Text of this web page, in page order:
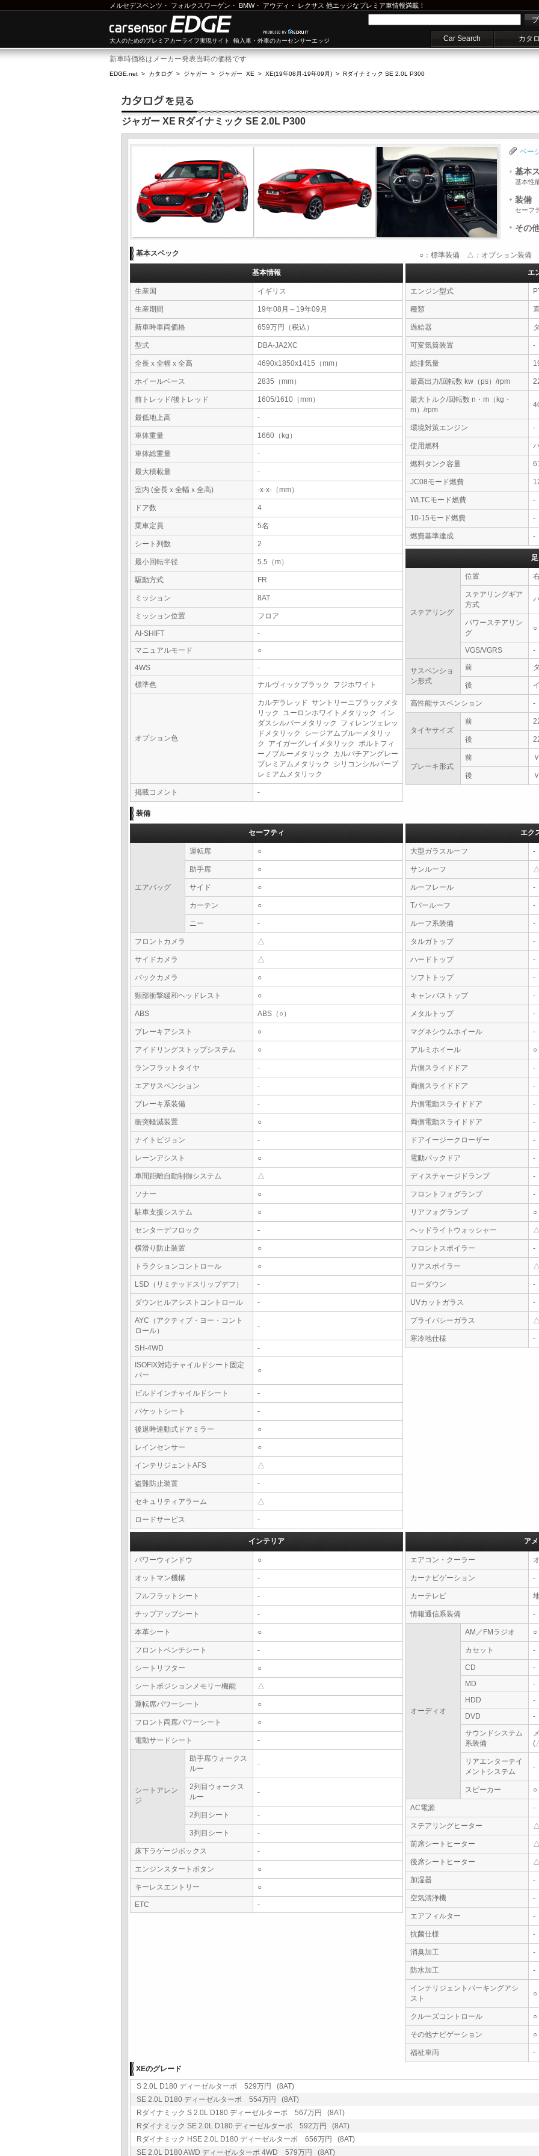
メルセデスベンツ ・ フォルクスワーゲン ・ BMW・ アウディ ・ レクサス 他エッジなプレミア車情報満載！
大人のためのプレミアカーライフ実現サイト 輸入車・外車のカーセンサーエッジ Car Search カタ
新車時価格はメーカー発表当時の価格です
EDGE.net > カタログ > ジャガー > ジャガー XE > XE(19年08月-19年09月) > Rダイナミック SE 2.0L P300
ジャガー XE Rダイナミック SE 2.0L P300
ペー
基本
基本性
装備
セーフ
その
基本スペック ○：標準装備 △：オプション装備 -
基本情報
生産国 イギリス
生産期間 19年08月～19年09月
新車時車両価格 659万円（税込）
型式 DBA-JA2XC
全長ｘ全幅ｘ全高 4690x1850x1415（mm）
ホイールベース 2835（mm）
前トレッド/後トレッド 1605/1610（mm）
最低地上高 -
車体重量 1660（kg）
車体総重量 -
最大積載量 -
室内 (全長ｘ全幅ｘ全高) -x-x-（mm）
ドア数 4
乗車定員 5名
シート列数 2
最小回転半径 5.5（m）
駆動方式 FR
ミッション 8AT
ミッション位置 フロア
AI-SHIFT
-
マニュアルモード
○
4WS
-
標準色
ナルヴィックブラック フジホワイト
オプション色
カルデラレッド サントリーニブラックメタ
リック ユーロンホワイトメタリック イン
ダスシルバーメタリック フィレンツェレッ
ドメタリック シージアムブルーメタリッ
ク アイガーグレイメタリック ポルトフィ
ーノブルーメタリック カルパチアングレー
プレミアムメタリック シリコンシルバープ
レミアムメタリック
掲載コメント -
エ
エンジン型式
種類
過給器
可変気筒装置 -
総排気量
最高出力/回転数 kw（ps）/rpm
最大トルク/回転数 n・m（kg・
m）/rpm
環境対策エンジン -
使用燃料
燃料タンク容量
JC08モード燃費
WLTCモード燃費 -
10-15モード燃費 -
燃費基準達成 -
ステアリング
位置
ステアリングギア
方式
パワーステアリン
グ
○
VGS/VGRS -
サスペンショ
ン形式
前
後
高性能サスペンション -
タイヤサイズ
前
後
ブレーキ形式
前
後
装備
セーフティ
エアバッグ
運転席 ○
助手席 ○
サイド ○
カーテン ○
ニー -
フロントカメラ △
サイドカメラ △
バックカメラ ○
頸部衝撃緩和ヘッドレスト ○
ABS ABS（○）
ブレーキアシスト ○
アイドリングストップシステム ○
ランフラットタイヤ -
エアサスペンション -
ブレーキ系装備 -
衝突軽減装置 ○
ナイトビジョン -
レーンアシスト ○
車間距離自動制御システム △
ソナー ○
駐車支援システム ○
センターデフロック -
横滑り防止装置 ○
トラクションコントロール ○
LSD（リミテッドスリップデフ） -
ダウンヒルアシストコントロール -
AYC（アクティブ・ヨー・コント
ロール）
-
SH-4WD
-
ISOFIX対応チャイルドシート固定
バー
○
ビルドインチャイルドシート -
バケットシート -
後退時連動式ドアミラー ○
レインセンサー ○
インテリジェントAFS △
盗難防止装置 -
セキュリティアラーム △
ロードサービス -
エク
大型ガラスルーフ -
サンルーフ △
ルーフレール -
Tバールーフ -
ルーフ系装備 -
タルガトップ -
ハードトップ -
ソフトトップ -
キャンバストップ -
メタルトップ -
マグネシウムホイール -
アルミホイール ○
片側スライドドア -
両側スライドドア -
片側電動スライドドア -
両側電動スライドドア -
ドアイージークローザー -
電動バックドア -
ディスチャージドランプ -
フロントフォグランプ -
リアフォグランプ ○
ヘッドライトウォッシャー △
フロントスポイラー -
リアスポイラー △
ローダウン -
UVカットガラス -
プライバシーガラス △
寒冷地仕様 -
インテリア
パワーウィンドウ ○
オットマン機構 -
フルフラットシート -
チップアップシート -
本革シート ○
フロントベンチシート -
シートリフター ○
シートポジションメモリー機能 △
運転席パワーシート ○
フロント両席パワーシート ○
電動サードシート -
シートアレン
ジ
助手席ウォークス
ルー
-
2列目ウォークス
ルー
-
2列目シート -
3列目シート -
床下ラゲージボックス -
エンジンスタートボタン ○
キーレスエントリー ○
ETC -
ア
エアコン・クーラー
カーナビゲーション -
カーテレビ
情報通信系装備 -
オーディオ
AM／FMラジオ ○
カセット -
CD
-
MD
-
HDD
-
DVD
-
サウンドシステム
系装備
リアエンターテイ
メントシステム
-
スピーカー ○
AC電源 -
ステアリングヒーター △
前席シートヒーター △
後席シートヒーター △
加湿器 -
空気清浄機 -
エアフィルター -
抗菌仕様 -
消臭加工 -
防水加工 -
インテリジェントパーキングアシ
スト
○
クルーズコントロール ○
その他ナビゲーション ○
福祉車両
-
XEのグレード
S 2.0L D180 ディーゼルターボ 529万円 (8AT)
SE 2.0L D180 ディーゼルターボ 554万円 (8AT)
Rダイナミック S 2.0L D180 ディーゼルターボ 567万円 (8AT)
Rダイナミック SE 2.0L D180 ディーゼルターボ 592万円 (8AT)
Rダイナミック HSE 2.0L D180 ディーゼルターボ 656万円 (8AT)
SE 2.0L D180 AWD ディーゼルターボ 4WD 579万円 (8AT)